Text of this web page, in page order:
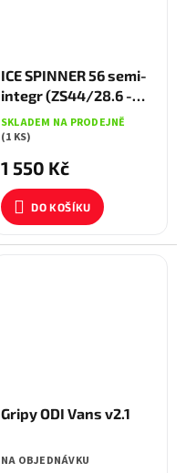
ICE SPINNER 56 semi-
integr (ZS44/28.6 -
ZS56/40) Modré
SKLADEM NA PRODEJNĚ
(1 KS)
1 550 Kč
DO KOŠÍKU
Gripy ODI Vans v2.1
NA OBJEDNÁVKU